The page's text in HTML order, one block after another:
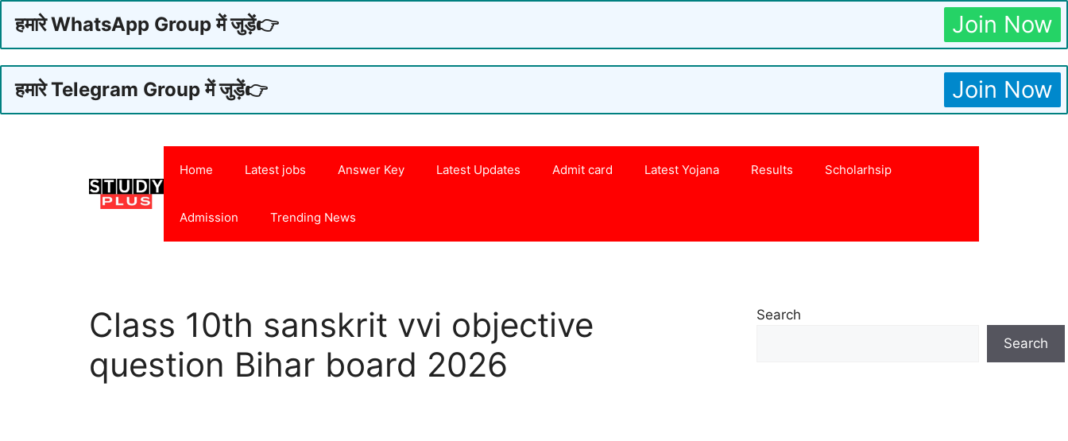
हमारे WhatsApp Group में जुड़ें👉 Join Now
हमारे Telegram Group में जुड़ें👉 Join Now
Home Latest jobs Answer Key Latest Updates Admit card Latest Yojana Results Scholarhsip
Admission Trending News
Class 10th sanskrit vvi objective
question Bihar board 2026
Search
Search